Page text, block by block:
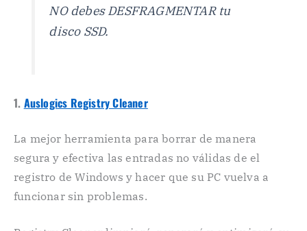
NO debes DESFRAGMENTAR tu
disco SSD.
1. Auslogics Registry Cleaner
La mejor herramienta para borrar de manera
segura y efectiva las entradas no válidas de el
registro de Windows y hacer que su PC vuelva a
funcionar sin problemas.